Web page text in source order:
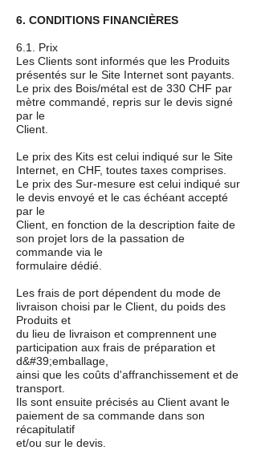
6. CONDITIONS FINANCIÈRES
6.1. Prix
Les Clients sont informés que les Produits
présentés sur le Site Internet sont payants.
Le prix des Bois/métal est de 330 CHF par
mètre commandé, repris sur le devis signé
par le
Client.
Le prix des Kits est celui indiqué sur le Site
Internet, en CHF, toutes taxes comprises.
Le prix des Sur-mesure est celui indiqué sur
le devis envoyé et le cas échéant accepté
par le
Client, en fonction de la description faite de
son projet lors de la passation de
commande via le
formulaire dédié.
Les frais de port dépendent du mode de
livraison choisi par le Client, du poids des
Produits et
du lieu de livraison et comprennent une
participation aux frais de préparation et
d&#39;emballage,
ainsi que les coûts d'affranchissement et de
transport.
Ils sont ensuite précisés au Client avant le
paiement de sa commande dans son
récapitulatif
et/ou sur le devis.